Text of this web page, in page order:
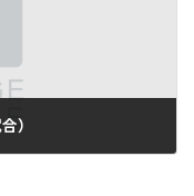
）